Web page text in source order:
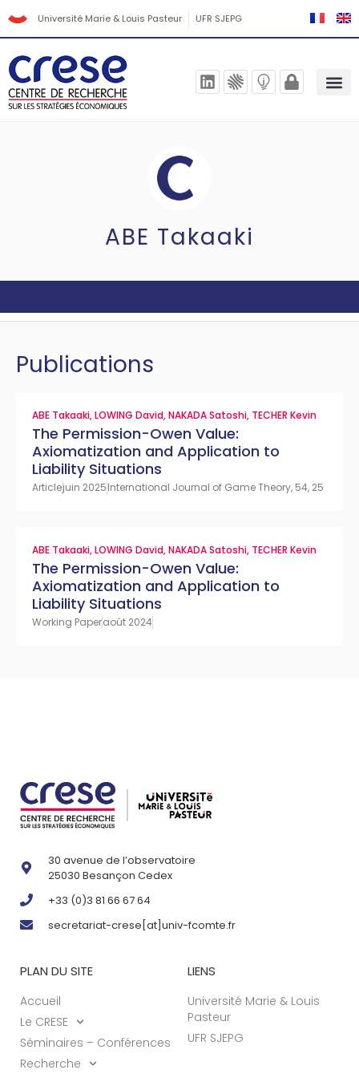
Université Marie & Louis Pasteur UFR SJEPG
ABE Takaaki
Publications
ABE Takaaki,LOWING David,NAKADA Satoshi, TECHER Kevin
The Permission-Owen Value:
Axiomatization and Application to
Liability Situations
Articlejuin 2025International Journal of Game Theory, 54, 25
ABE Takaaki,LOWING David,NAKADA Satoshi, TECHER Kevin
The Permission-Owen Value:
Axiomatization and Application to
Liability Situations
Working Paperaoût 2024
30 avenue de l’observatoire
25030 Besançon Cedex
+33 (0)3 81 66 67 64
secretariat-crese[at]univ-fcomte.fr
PLAN DU SITE
Accueil
Le CRESE
Séminaires – Conférences
Recherche
LIENS
Université Marie & Louis
Pasteur
UFR SJEPG